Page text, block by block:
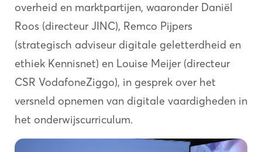
overheid en marktpartijen, waaronder Daniël
Roos (directeur JINC), Remco Pijpers
(strategisch adviseur digitale geletterdheid en
ethiek Kennisnet) en Louise Meijer (directeur
CSR VodafoneZiggo), in gesprek over het
versneld opnemen van digitale vaardigheden in
het onderwijscurriculum.